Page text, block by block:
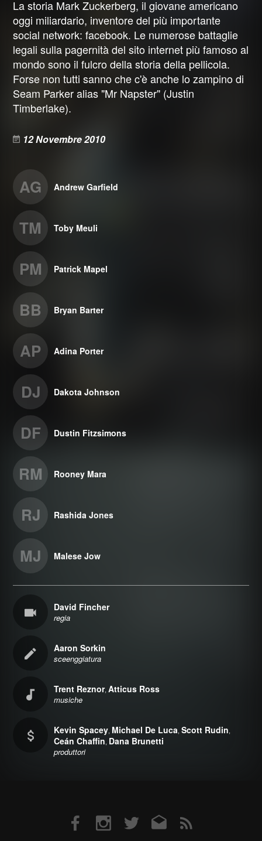
La storia Mark Zuckerberg, il giovane americano
oggi miliardario, inventore del più importante
social network: facebook. Le numerose battaglie
legali sulla pagernità del sito internet più famoso al
mondo sono il fulcro della storia della pellicola.
Forse non tutti sanno che c'è anche lo zampino di
Seam Parker alias "Mr Napster" (Justin
Timberlake).
12 Novembre 2010
AG Andrew Garfield
TM Toby Meuli
PM Patrick Mapel
BB Bryan Barter
AP Adina Porter
DJ Dakota Johnson
DF Dustin Fitzsimons
RM Rooney Mara
RJ Rashida Jones
MJ Malese Jow
David Fincher
regia
Aaron Sorkin
sceenggiatura
Trent Reznor,Atticus Ross
musiche
Kevin Spacey, Michael De Luca,Scott Rudin,
Ceán Chaffin, Dana Brunetti
produttori